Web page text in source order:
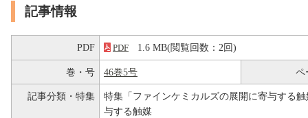
記事情報
PDF PDF 1.6 MB(閲覧回数：2回)
巻・号 46巻5号 ペ
記事分類・特集
特集「ファインケミカルズの展開に寄与する
与する触媒